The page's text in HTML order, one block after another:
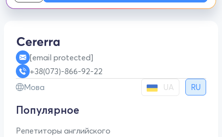
[email protected]
+38(073)-866-92-22
Мова
UA RU
Популярное
Репетиторы английского